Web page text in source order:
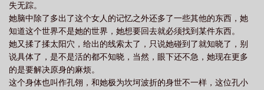
失无踪。
她脑中除了多出了这个女人的记忆之外还多了一些其他的东西，她
知道这个世界不是她的世界，她想要回去就必须找到某件东西。
她又揉了揉太阳穴，给出的线索太了，只说她碰到了就知晓了，别
说具体了，是不是活的都不知晓，当然，眼下还不急，她现在更多
的是要解决原身的麻烦。
这个身体也叫作孔翎，和她极为坎坷波折的身世不一样，这位孔小